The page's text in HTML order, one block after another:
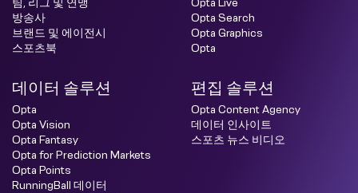
팀, 리그 및 연맹
방송사
브랜드 및 에이전시
스포츠북
Opta Live
Opta Search
Opta Graphics
Opta
데이터 솔루션
Opta
Opta Vision
Opta Fantasy
Opta for Prediction Markets
Opta Points
RunningBall 데이터
편집 솔루션
Opta Content Agency
데이터 인사이트
스포츠 뉴스 비디오